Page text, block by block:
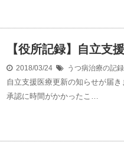
【役所記録】自立支
2018/03/24 うつ病治療の記録
自立支援医療更新の知らせが届
承認に時間がかかったこ…